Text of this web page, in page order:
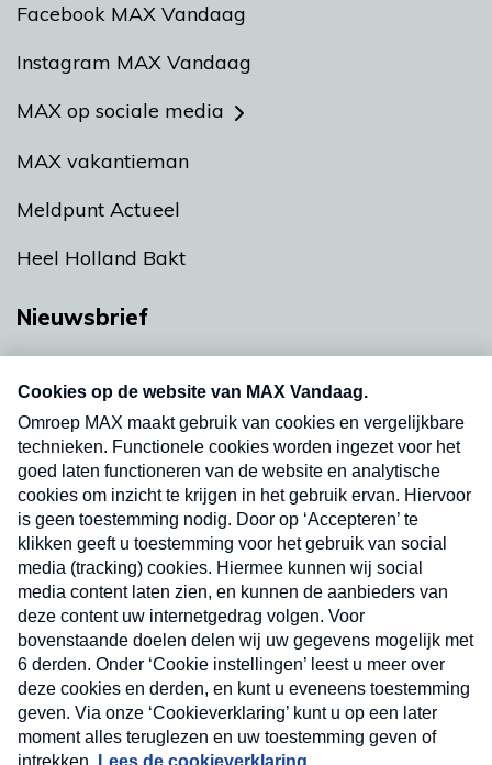
Facebook MAX Vandaag
Instagram MAX Vandaag
MAX op sociale media
MAX vakantieman
Meldpunt Actueel
Heel Holland Bakt
Nieuwsbrief
Neem hier een gratis abonnement op onze
nieuwsbrief. Elke vrijdag- en dinsdagochtend in
uw mailbox.
Verzend
Nieuwsbrief
Neem hier een gratis abonnement op onze
nieuwsbrief. Elke vrijdag- en dinsdagochtend in uw